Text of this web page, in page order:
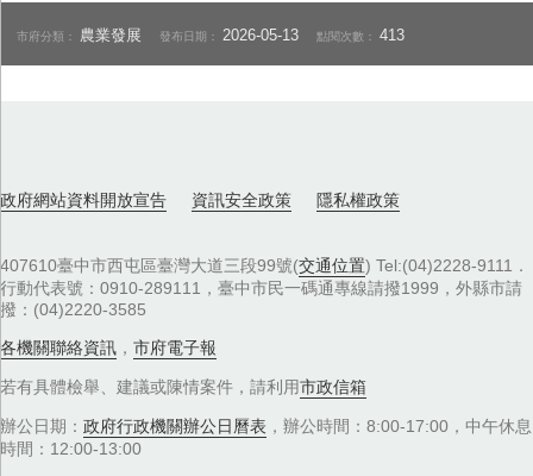
市府分類： 農業發展 發布日期：2026-05-13 點閱次數：413
政府網站資料開放宣告 資訊安全政策 隱私權政策
407610臺中市西屯區臺灣大道三段99號(交通位置) Tel:(04)2228-9111．
行動代表號：0910-289111，臺中市民一碼通專線請撥1999，外縣市請
撥：(04)2220-3585
各機關聯絡資訊 ， 市府電子報
若有具體檢舉、建議或陳情案件，請利用市政信箱
辦公日期： 政府行政機關辦公日曆表 ，辦公時間：8:00-17:00，中午休息
時間：12:00-13:00